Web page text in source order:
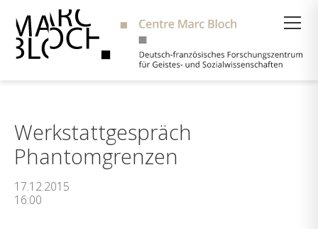
Werkstattgespräch
Phantomgrenzen
17.12.2015
16:00